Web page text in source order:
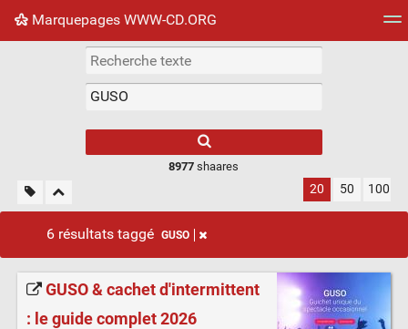
Marquepages WWW-CD.ORG
Nuage de tags Mur d'images
8977 shaares
20 50 100
6 résultats taggé GUSO
GUSO & cachet d'intermittent
: le guide complet 2026